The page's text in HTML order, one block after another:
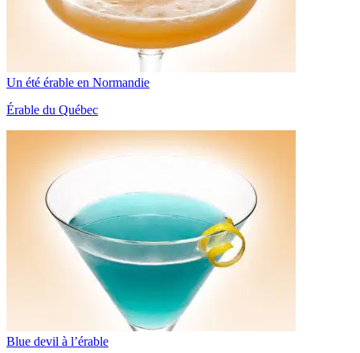
Un été érable en Normandie
Érable du Québec
Blue devil à l’érable